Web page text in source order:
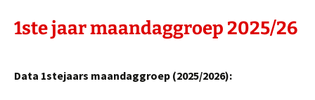
1ste jaarmaandaggroep 2025/26
Data 1stejaars maandaggroep (2025/2026):